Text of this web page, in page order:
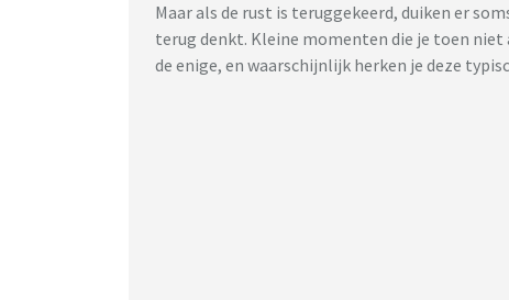
Maar als de rust is teruggekeerd, duiken er
terug denkt. Kleine momenten die je toen
de enige, en waarschijnlijk herken je deze